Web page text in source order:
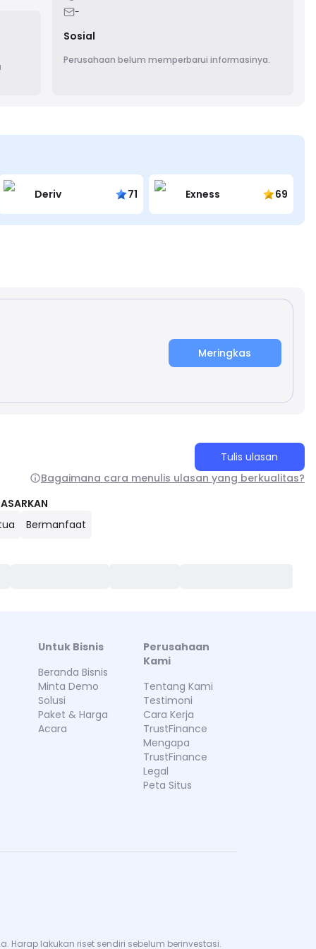
-
Sosial
Perusahaan belum memperbarui informasinya.
Deriv 71 Exness 69
Meringkas
Tulis ulasan
Bagaimana cara menulis ulasan yang berkualitas?
Bermanfaat
Untuk Bisnis
Beranda Bisnis
Minta Demo
Solusi
Paket & Harga
Acara
Perusahaan
Kami
Tentang Kami
Testimoni
Cara Kerja
TrustFinance
Mengapa
TrustFinance
Legal
Peta Situs
lakukan riset sendiri sebelum berinvestasi.